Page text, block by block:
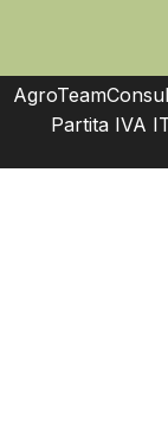
Partita IVA